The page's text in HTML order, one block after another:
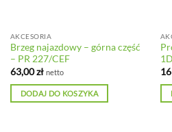
AKCESORIA
Brzeg najazdowy – górna część
– PR 227/CEF
63,00zł netto
DODAJ DO KOSZYKA